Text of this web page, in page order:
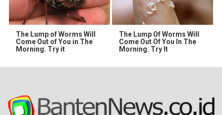
The Lump of Worms Will
Come Out of You in The
Morning. Try it
The Lump Of Worms Will
Come Out Of You In The
Morning. Try It